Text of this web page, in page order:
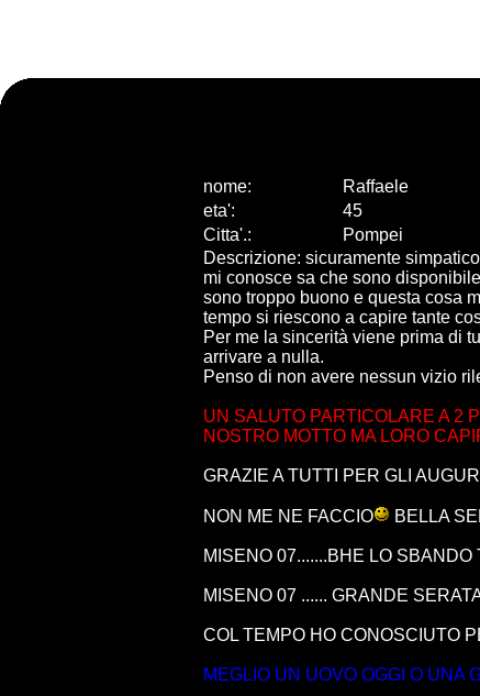
nome:
Raffaele
eta':
45
Citta'.:
Pompei
Descrizione: sicuramente
mi conosce sa che sono
sono troppo buono e questa cosa
tempo si riescono a capire tante
Per me la sincerità viene prima di
arrivare a nulla.
Penso di non avere nessun vizio
UN SALUTO PARTICOLARE A 2
NOSTRO MOTTO MA LORO
GRAZIE A TUTTI PER GLI
NON ME NE FACCIO BELLA
MISENO 07.......BHE LO SBANDO
MISENO 07 ...... GRANDE
COL TEMPO HO CONOSCIUTO
MEGLIO UN UOVO OGGI O UNA